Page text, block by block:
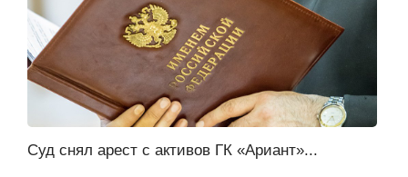
Суд снял арест с активов ГК «Ариант»...